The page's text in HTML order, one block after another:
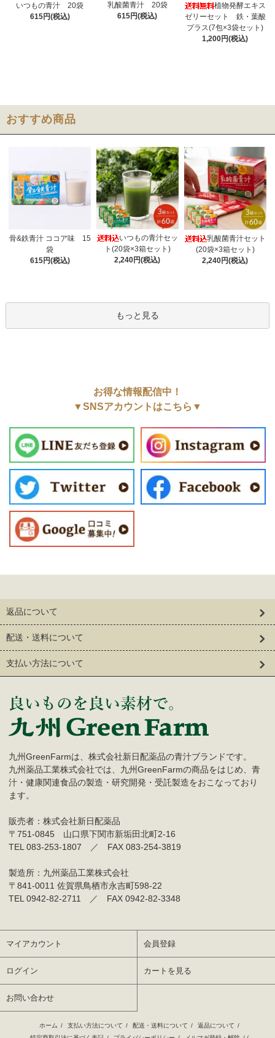
いつもの青汁 20袋
615円(税込)
乳酸菌青汁 20袋
615円(税込)
植物発酵エキス
ゼリーセット 鉄・葉酸
プラス(7包×3袋セット)
1,200円(税込)
おすすめ商品
骨&鉄青汁 ココア味 15
袋
615円(税込)
いつもの青汁セッ
ト(20袋×3箱セット)
2,240円(税込)
乳酸菌青汁セット
(20袋×3箱セット)
2,240円(税込)
もっと見る
お得な情報配信中！
▼SNSアカウントはこちら▼
返品について
配送・送料について
支払い方法について
九州GreenFarmは、株式会社新日配薬品の青汁ブランドです。
九州薬品工業株式会社では、九州GreenFarmの商品をはじめ、青
汁・健康関連食品の製造・研究開発・受託製造をおこなっており
ます。
販売者：株式会社新日配薬品
〒751-0845 山口県下関市新垢田北町2-16
TEL 083-253-1807 ／ FAX 083-254-3819
製造所：九州薬品工業株式会社
〒841-0011 佐賀県鳥栖市永吉町598-22
TEL 0942-82-2711 ／ FAX 0942-82-3348
マイアカウント 会員登録
ログイン カートを見る
お問い合わせ
ホーム / 支払い方法について / 配送・送料について / 返品について /